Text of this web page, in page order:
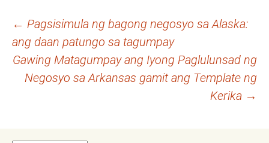
Post
navigation
← Pagsisimula ng bagong negosyo sa Alaska:
ang daan patungo sa tagumpay
Gawing Matagumpay ang Iyong Paglulunsad ng
Negosyo sa Arkansas gamit ang Template ng
Kerika →